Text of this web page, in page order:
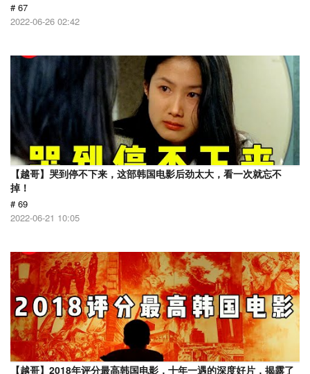
# 67
2022-06-26 02:42
【越哥】哭到停不下来，这部韩国电影后劲太大，看一次就忘不
掉！
# 69
2022-06-21 10:05
【越哥】2018年评分最高韩国电影，十年一遇的深度好片，揭露了